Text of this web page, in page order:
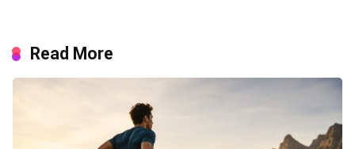
Read More